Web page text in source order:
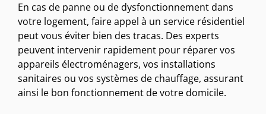
En cas de panne ou de dysfonctionnement dans
votre logement, faire appel à un service résidentiel
peut vous éviter bien des tracas. Des experts
peuvent intervenir rapidement pour réparer vos
appareils électroménagers, vos installations
sanitaires ou vos systèmes de chauffage, assurant
ainsi le bon fonctionnement de votre domicile.